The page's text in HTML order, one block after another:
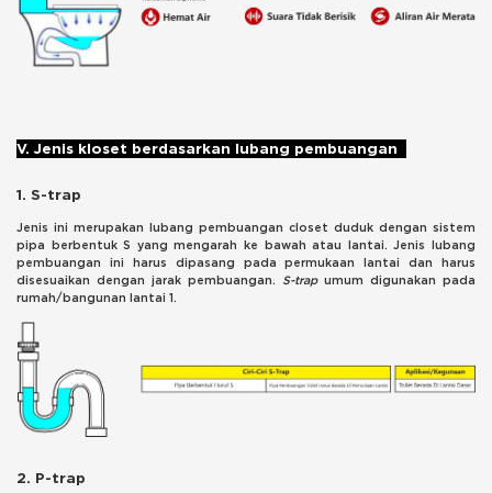
V. Jenis kloset berdasarkan lubang pembuangan
1. S-trap
Jenis ini merupakan lubang pembuangan closet duduk dengan sistem
pipa berbentuk S yang mengarah ke bawah atau lantai. Jenis lubang
pembuangan ini harus dipasang pada permukaan lantai dan harus
disesuaikan dengan jarak pembuangan. S-trapumum digunakan pada
rumah/bangunan lantai 1.
2. P-trap